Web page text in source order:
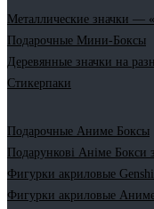
Металлические значки —
Подарочные Мини-Боксы
Деревянные значки на
Стикерпаки
Подарочные Аниме Боксы
Подарункові Аніме Бокси
Фигурки акриловые
Фигурки акриловые